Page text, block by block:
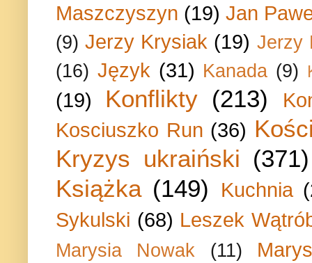
Maszczyszyn (19) Jan
(9) Jerzy Krysiak (19) Jerzy
(16) Język (31) Kanada (9)
(19) Konflikty (213)
Kosciuszko Run (36)
Kryzys ukraiński (371)
Książka (149) Kuchnia
Sykulski (68) Leszek
Marysia Nowak (11)